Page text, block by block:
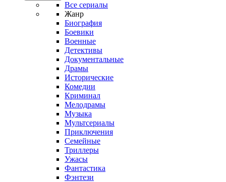
Все сериалы
Жанр
Биография
Боевики
Военные
Детективы
Документальные
Драмы
Исторические
Комедии
Криминал
Мелодрамы
Музыка
Мультсериалы
Приключения
Семейные
Триллеры
Ужасы
Фантастика
Фэнтези